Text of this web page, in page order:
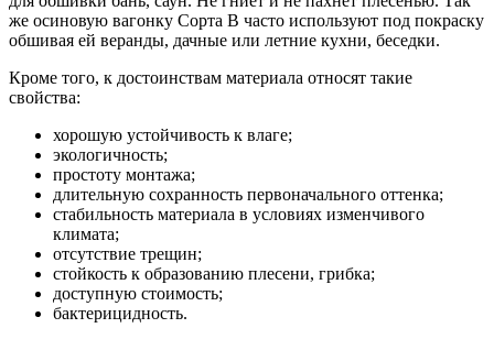
же осиновую вагонку Сорта В часто используют под покраску
обшивая ей веранды, дачные или летние кухни, беседки.
Кроме того, к достоинствам материала относят такие
свойства:
хорошую устойчивость к влаге;
экологичность;
простоту монтажа;
длительную сохранность первоначального оттенка;
стабильность материала в условиях изменчивого
климата;
отсутствие трещин;
стойкость к образованию плесени, грибка;
доступную стоимость;
бактерицидность.